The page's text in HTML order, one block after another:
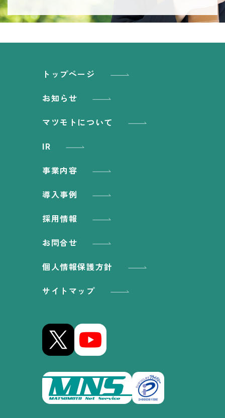
トップページ
お知らせ
マツモトについて
IR
事業内容
導入事例
採用情報
お問合せ
個人情報保護方針
サイトマップ